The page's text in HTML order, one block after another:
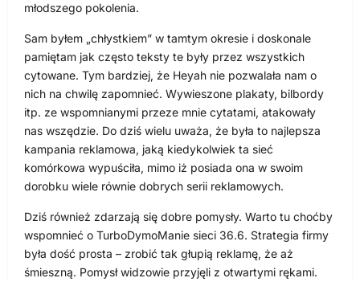
młodszego pokolenia.
Sam byłem „chłystkiem” w tamtym okresie i doskonale
pamiętam jak często teksty te były przez wszystkich
cytowane. Tym bardziej, że Heyah nie pozwalała nam o
nich na chwilę zapomnieć. Wywieszone plakaty, bilbordy
itp. ze wspomnianymi przeze mnie cytatami, atakowały
nas wszędzie. Do dziś wielu uważa, że była to najlepsza
kampania reklamowa, jaką kiedykolwiek ta sieć
komórkowa wypuściła, mimo iż posiada ona w swoim
dorobku wiele równie dobrych serii reklamowych.
Dziś również zdarzają się dobre pomysły. Warto tu choćby
wspomnieć o TurboDymoManie sieci 36.6. Strategia firmy
była dość prosta – zrobić tak głupią reklamę, że aż
śmieszną. Pomysł widzowie przyjęli z otwartymi rękami.